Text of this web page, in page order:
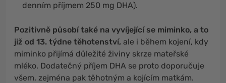
denním příjmem 250 mg DHA).
Pozitivně působí také na vyvíjející se miminko, a to
již od 13. týdne těhotenství, ale i během kojení, kdy
miminko přijímá důležité živiny skrze mateřské
mléko. Dodatečný příjem DHA se proto doporučuje
všem, zejména pak těhotným a kojícím matkám.